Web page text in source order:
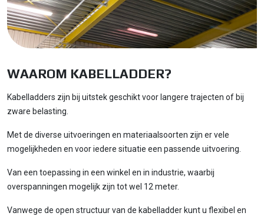
WAAROM KABELLADDER?
Kabelladders zijn bij uitstek geschikt voor langere trajecten of bij
zware belasting.
Met de diverse uitvoeringen en materiaalsoorten zijn er vele
mogelijkheden en voor iedere situatie een passende uitvoering.
Van een toepassing in een winkel en in industrie, waarbij
overspanningen mogelijk zijn tot wel 12 meter.
Vanwege de open structuur van de kabelladder kunt u flexibel en